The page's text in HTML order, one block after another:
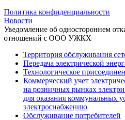
Политика конфиденциальности
Новости
Уведомление об одностороннем
отношений с ООО УЖКХ
Территория обслуживания
Передача электрической
Технологическое
Коммерческий учет
на розничных рынках
для оказания коммунальных
электроснабжению
Обслуживание потребителей